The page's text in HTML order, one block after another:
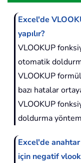
Excel'de
yapılır?
VLOOKUP
otomatik
VLOOKUP
bazı hatalar
VLOOKUP
doldurma
Excel'de
için negatif